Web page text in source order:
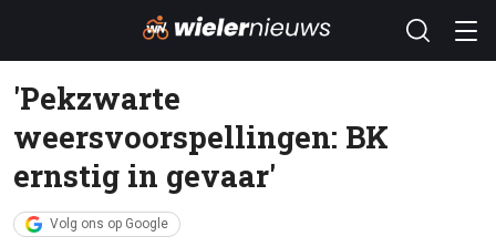
'Pekzwarte
weersvoorspellingen: BK
ernstig in gevaar'
Volg ons op Google